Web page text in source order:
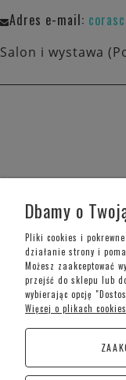
Adres e-mail:
Salon i wystawa
Telefon
Dbamy o
Pliki cookies i
działanie strony i
Możesz zaakceptować
przejść do sklepu lub
wybierając opcję
Więcej o plikach